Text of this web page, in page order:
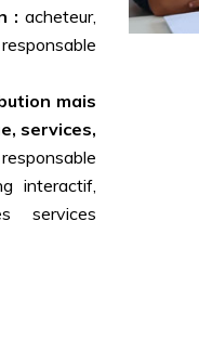
: acheteur,
mais
services,
interactif,
services